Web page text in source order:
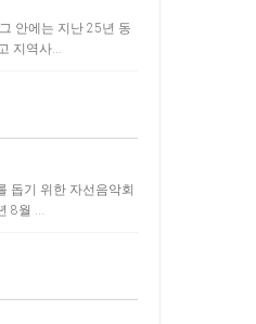
안에는 지난 25년 동
지역사…
돕기 위한 자선음악회
8월 …